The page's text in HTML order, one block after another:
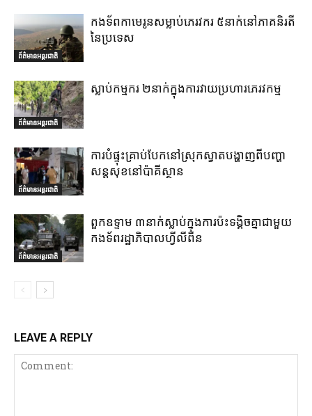
ព័ត៌មានអន្តរជាតិ
កងទ័ពកាមេរូនសម្លាប់ភេរវករ ៥នាក់នៅភាគនិរតី
នៃប្រទេស
ព័ត៌មានអន្តរជាតិ
ស្លាប់កម្មករ ២នាក់ក្នុងការវាយប្រហារភេរវកម្ម
ព័ត៌មានអន្តរជាតិ
ការបំផ្ទុះគ្រាប់បែកនៅស្រុកស្វាតបង្ហាញពីបញ្ហា
សន្តសុខនៅប៉ាគីស្ថាន
ព័ត៌មានអន្តរជាតិ
ពួកឧទ្ទាម ៣នាក់ស្លាប់ក្នុងការប៉ះទង្គិចគ្នាជាមួយ
កងទ័ពរដ្ឋាភិបាលហ្វីលីពីន
LEAVE A REPLY